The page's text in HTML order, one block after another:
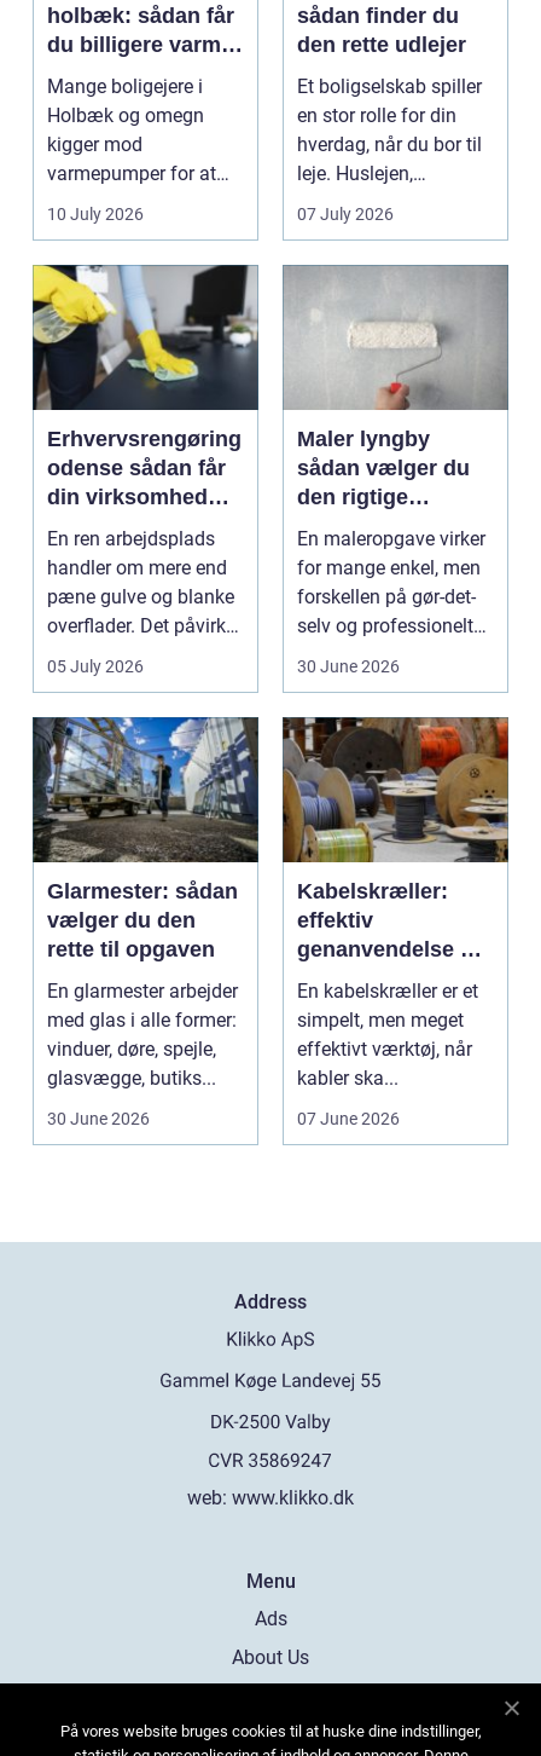
holbæk: sådan får
du billigere varme
og bedre
indeklima
Mange boligejere i
Holbæk og omegn
kigger mod
varmepumper for at
sænke
varmeregningen og få
et sunde...
10 July 2026
sådan finder du
den rette udlejer
Et boligselskab spiller
en stor rolle for din
hverdag, når du bor til
leje. Huslejen,
vedligeh...
07 July 2026
Erhvervsrengøring
odense sådan får
din virksomhed
mest værdi for
pengene
En ren arbejdsplads
handler om mere end
pæne gulve og blanke
overflader. Det påvirker
både arbejdsmi...
05 July 2026
Maler lyngby
sådan vælger du
den rigtige
fagmand
En maleropgave virker
for mange enkel, men
forskellen på gør-det-
selv og professionelt
30 June 2026
Glarmester: sådan
vælger du den
rette til opgaven
En glarmester arbejder
med glas i alle former:
vinduer, døre, spejle,
glasvægge, butiks...
30 June 2026
Kabelskræller:
effektiv
genanvendelse og
bedre økonomi i
kabelhåndtering
En kabelskræller er et
simpelt, men meget
effektivt værktøj, når
kabler ska...
07 June 2026
Address
web: www.klikko.dk
Menu
Ads
About Us
Contact
På vores website bruges cookies til at huske dine indstillinger,